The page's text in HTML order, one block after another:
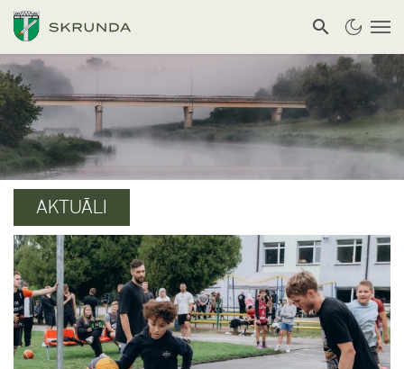
AKTUĀLI